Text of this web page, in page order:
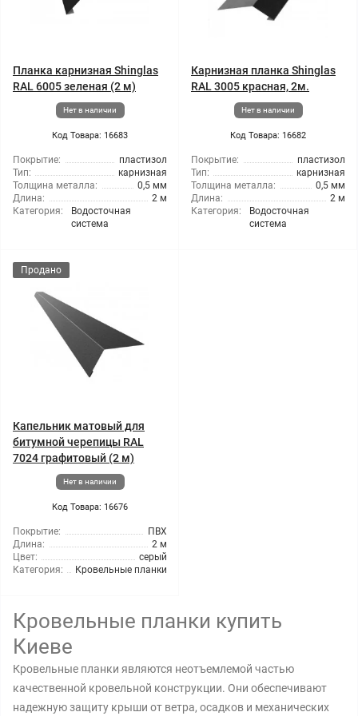
Планка карнизная Shinglas
RAL 6005 зеленая (2 м)
Нет в наличии
Код Товара: 16683
Покрытие:
пластизол
Тип:
карнизная
Толщина металла:
0,5 мм
Длина:
2 м
Категория:
Водосточная
система
Карнизная планка Shinglas
RAL 3005 красная, 2м.
Нет в наличии
Код Товара: 16682
Покрытие:
пластизол
Тип:
карнизная
Толщина металла:
0,5 мм
Длина:
2 м
Категория:
Водосточная
система
Продано
Капельник матовый для
битумной черепицы RAL
7024 графитовый (2 м)
Нет в наличии
Код Товара: 16676
Покрытие:
ПВХ
Длина:
2 м
Цвет:
серый
Категория:
Кровельные планки
Кровельные планки купить
Киеве
Кровельные планки являются неотъемлемой частью
качественной кровельной конструкции. Они обеспечивают
надежную защиту крыши от ветра, осадков и механических